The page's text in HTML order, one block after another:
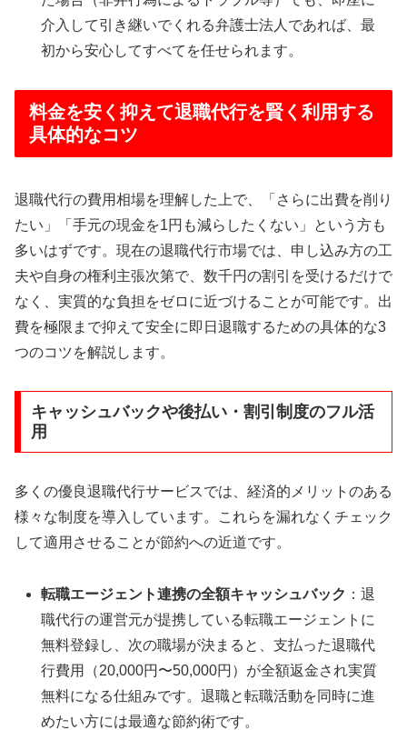
介入して引き継いでくれる弁護士法人であれば、最
初から安心してすべてを任せられます。
料金を安く抑えて退職代行を賢く利用する
具体的なコツ
退職代行の費用相場を理解した上で、「さらに出費を削り
たい」「手元の現金を1円も減らしたくない」という方も
多いはずです。現在の退職代行市場では、申し込み方の工
夫や自身の権利主張次第で、数千円の割引を受けるだけで
なく、実質的な負担をゼロに近づけることが可能です。出
費を極限まで抑えて安全に即日退職するための具体的な3
つのコツを解説します。
キャッシュバックや後払い・割引制度のフル活
用
多くの優良退職代行サービスでは、経済的メリットのある
様々な制度を導入しています。これらを漏れなくチェック
して適用させることが節約への近道です。
転職エージェント連携の全額キャッシュバック ：退
職代行の運営元が提携している転職エージェントに
無料登録し、次の職場が決まると、支払った退職代
行費用（20,000円〜50,000円）が全額返金され実質
無料になる仕組みです。退職と転職活動を同時に進
めたい方には最適な節約術です。